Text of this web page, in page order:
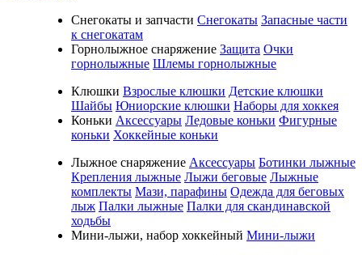
Cнегокаты и запчасти Снегокаты Запасные части
к снегокатам
Горнолыжное снаряжение Защита Очки
горнолыжные Шлемы горнолыжные
Клюшки Взрослые клюшки Детские клюшки
Шайбы Юниорские клюшки Наборы для хоккея
Коньки Аксессуары Ледовые коньки Фигурные
коньки Хоккейные коньки
Лыжное снаряжение Аксессуары Ботинки лыжные
Крепления лыжные Лыжи беговые Лыжные
комплекты Мази, парафины Одежда для беговых
лыж Палки лыжные Палки для скандинавской
ходьбы
Мини-лыжи, набор хоккейный Мини-лыжи